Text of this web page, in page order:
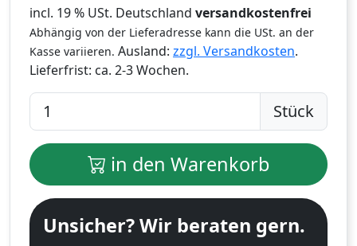
incl. 19 % USt. Deutschland versandkostenfrei
Abhängig von der Lieferadresse kann die USt. an der
Kasse variieren. Ausland: zzgl. Versandkosten.
Lieferfrist: ca. 2-3 Wochen.
Stück
in den Warenkorb
Unsicher? Wir beraten gern.